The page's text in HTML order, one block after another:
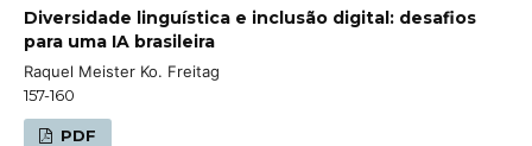
Diversidade linguística e inclusão digital: desafios
para uma IA brasileira
Raquel Meister Ko. Freitag
157-160
PDF